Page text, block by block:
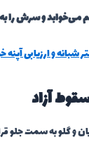
می‌خوابد و سرش را
شبانه و ارزیابی
آزاد
و گلو به سمت جلو